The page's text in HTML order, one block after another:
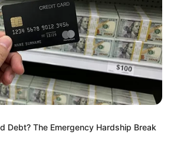
Debt? The Emergency Hardship Break